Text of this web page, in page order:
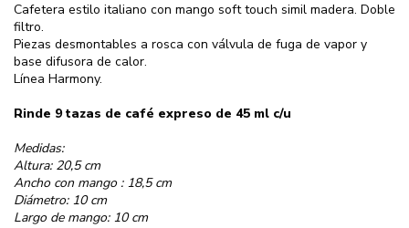
Cafetera estilo italiano con mango soft touch simil madera. Doble
filtro.
Piezas desmontables a rosca con válvula de fuga de vapor y
base difusora de calor.
Línea Harmony.
Rinde 9 tazas de café expreso de 45 ml c/u
Medidas:
Altura: 20,5 cm
Ancho con mango : 18,5 cm
Diámetro: 10 cm
Largo de mango: 10 cm